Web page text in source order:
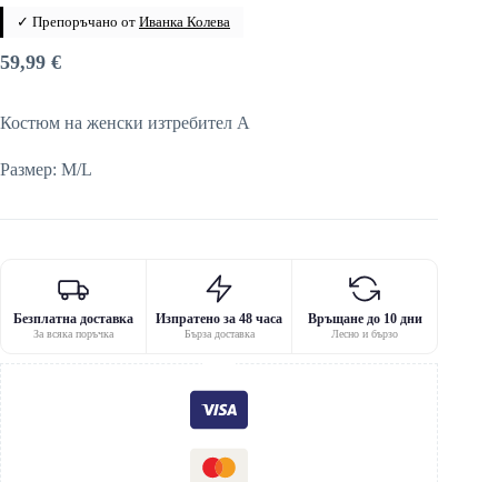
✓ Препоръчано от Иванка Колева
59,99 €
Костюм на женски изтребител A
Размер: M/L
Безплатна доставка
За всяка поръчка
Изпратено за 48 часа
Бърза доставка
Връщане до 10 дни
Лесно и бързо